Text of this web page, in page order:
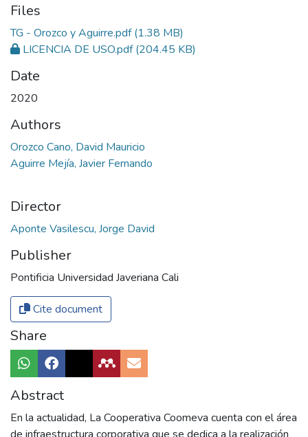
Files
TG - Orozco y Aguirre.pdf(1.38 MB)
LICENCIA DE USO.pdf(204.45 KB)
Date
2020
Authors
Orozco Cano, David Mauricio
Aguirre Mejía, Javier Fernando
Director
Aponte Vasilescu, Jorge David
Publisher
Pontificia Universidad Javeriana Cali
Cite document
Share
Abstract
En la actualidad, La Cooperativa Coomeva cuenta con el área